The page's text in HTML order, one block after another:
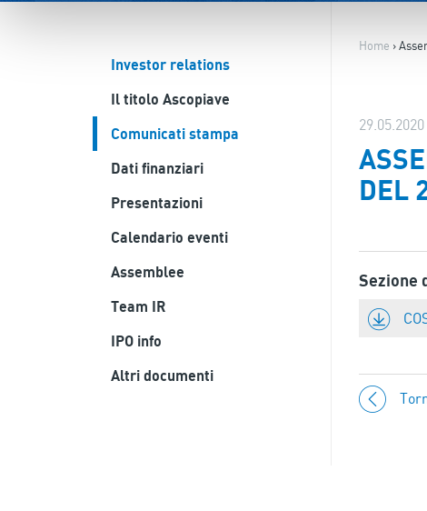
Investor relations
Il titolo Ascopiave
Comunicati stampa
Dati finanziari
Presentazioni
Calendario eventi
Assemblee
Team IR
IPO info
Altri documenti
Home ›
29.05.2020
DEL
Sezione